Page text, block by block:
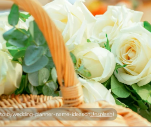
bywedding-planner-name-ideasonUnsplash)